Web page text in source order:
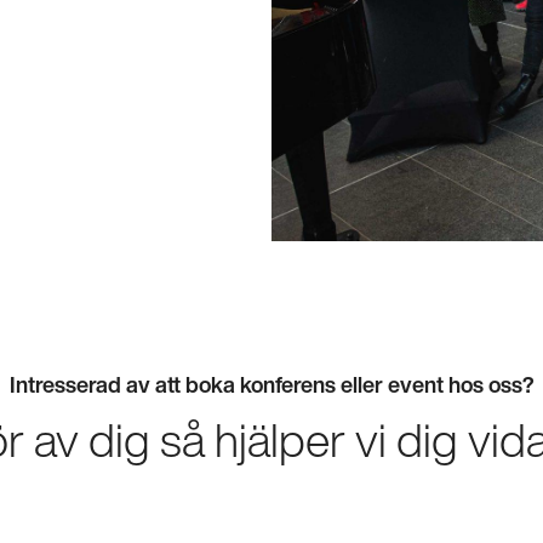
Intresserad av att boka konferens eller event hos oss?
av dig så hjälper vi dig